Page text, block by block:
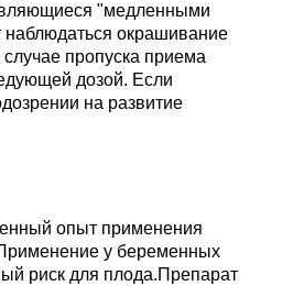
"медленными
окрашивание
пропуска приема
дозой. Если
на развитие
опыт применения
у беременных
риск для плода.Препарат